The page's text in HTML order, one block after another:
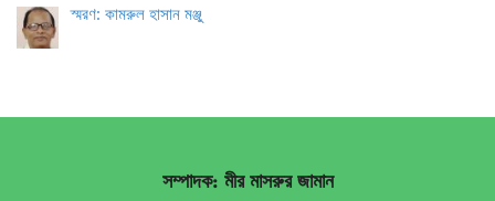
স্মরণ: কামরুল হাসান মঞ্জু
সম্পাদক: মীর মাসরুর জামান